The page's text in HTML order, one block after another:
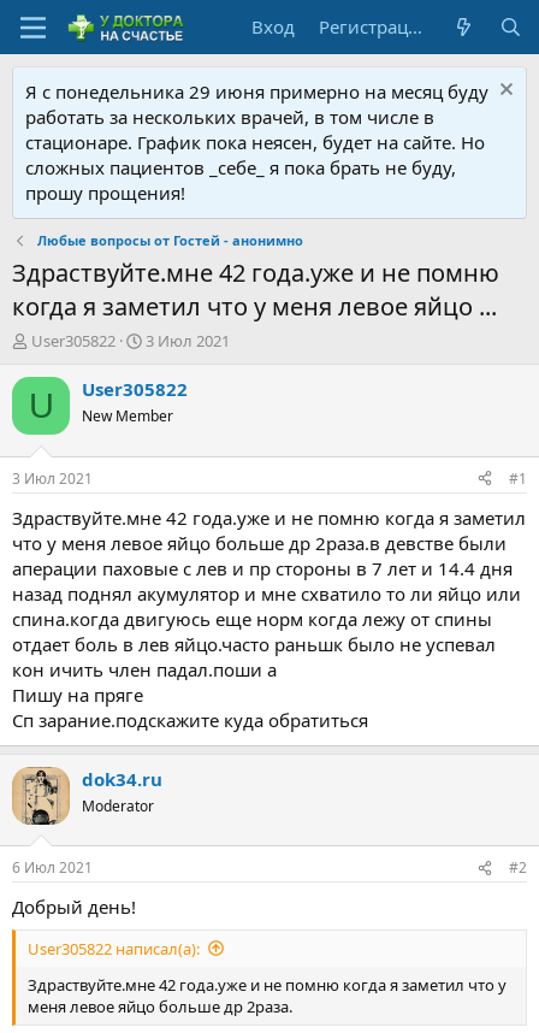
Вход Регистрация
Я с понедельника 29 июня примерно на месяц буду
работать за нескольких врачей, в том числе в
стационаре. График пока неясен, будет на сайте. Но
сложных пациентов _себе_ я пока брать не буду,
прошу прощения!
Любые вопросы от Гостей - анонимно
Здраствуйте.мне 42 года.уже и не помню
когда я заметил что у меня левое яйцо ...
А
т
т
е
м
ы
User305822
Д
т
а
н
а
л
3 Июл 2021
U User305822
New Member
3 Июл 2021 #1
Здраствуйте.мне 42 года.уже и не помню когда я заметил
что у меня левое яйцо больше др 2раза.в девстве были
аперации паховые с лев и пр стороны в 7 лет и 14.4 дня
назад поднял акумулятор и мне схватило то ли яйцо или
спина.когда двигуюсь еще норм когда лежу от спины
отдает боль в лев яйцо.часто раньшк было не успевал
кон ичить член падал.поши а
Пишу на пряге
Сп зарание.подскажите куда обратиться
dok34.ru
Moderator
6 Июл 2021 #2
Добрый день!
User305822 написал(а):
Здраствуйте.мне 42 года.уже и не помню когда я заметил что у
меня левое яйцо больше др 2раза.